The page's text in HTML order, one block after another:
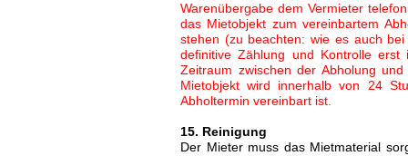
Warenübergabe dem Vermieter
das Mietobjekt zum vereinbartem
stehen (zu beachten: wie es auch
definitive Zählung und Kontrolle
Zeitraum zwischen der Abholung
Mietobjekt wird innerhalb von 24
Abholtermin vereinbart ist.
15. Reinigung
Der Mieter muss das Mietmaterial